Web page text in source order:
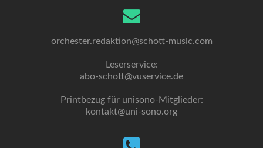
orchester.redaktion@schott-music.com
Leserservice:
abo-schott@vuservice.de
Printbezug für unisono-Mitglieder:
kontakt@uni-sono.org